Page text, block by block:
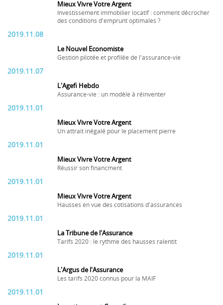
Mieux Vivre Votre Argent
Investissement immobilier locatif : comment décrocher
des conditions d'emprunt optimales ?
2019.11.08
Le Nouvel Economiste
Gestion pilotée et profilée de l'assurance-vie
2019.11.07
L'Agefi Hebdo
Assurance-vie : un modèle à réinventer
2019.11.01
Mieux Vivre Votre Argent
Un attrait inégalé pour le placement pierre
2019.11.01
Mieux Vivre Votre Argent
Réussir son financment
2019.11.01
Mieux Vivre Votre Argent
Hausses en vue des cotisations d'assurances
2019.11.01
La Tribune de l'Assurance
Tarifs 2020 : le rythme des hausses ralentit
2019.11.01
L'Argus de l'Assurance
Les tarifs 2020 connus pour la MAIF
2019.11.01